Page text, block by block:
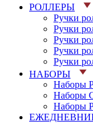
РОЛЛЕРЫ
Ручки
Ручки
Ручки
Ручки
Ручки
НАБОРЫ
Наборы
Наборы
Наборы